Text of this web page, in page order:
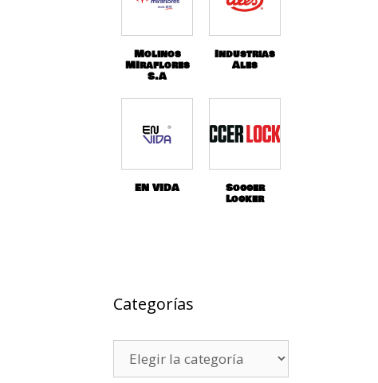
Molinos
MIraflores
S.A
Industrias
Ales
EN VIDA Soccer
Locker
Categorías